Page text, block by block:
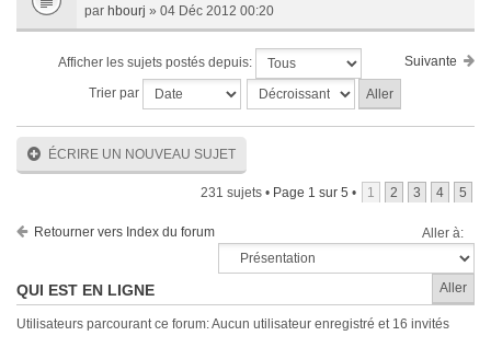
par hbourj » 04 Déc 2012 00:20
Suivante
Afficher les sujets postés depuis:
Trier par
ÉCRIRE UN NOUVEAU SUJET
231 sujets • Page 1 sur 5 • 1 2 3 4 5
Retourner vers Index du forum Aller à:
QUI EST EN LIGNE
Utilisateurs parcourant ce forum: Aucun utilisateur enregistré et 16 invités